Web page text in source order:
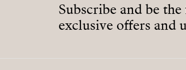
Subscribe and be
exclusive offers and